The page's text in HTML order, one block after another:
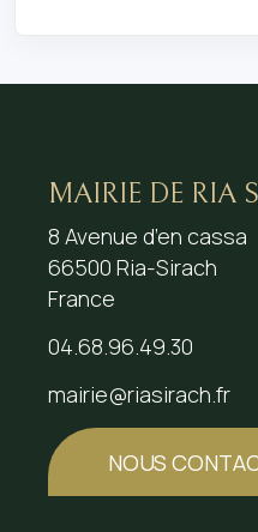
MAIRIE DE RIA
8 Avenue d’en cassa
66500 Ria-Sirach
France
04.68.96.49.30
mairie@riasirach.fr
NOUS